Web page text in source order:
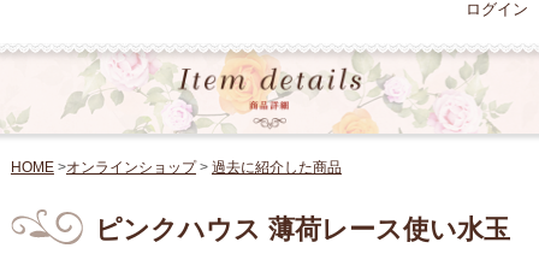
ログイン
HOME>オンラインショップ> 過去に紹介した商品
ピンクハウス 薄荷レース使い水玉